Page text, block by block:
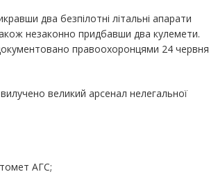
два безпілотні літальні апарати
незаконно придбавши два кулемети.
правоохоронцями 24 червня
великий арсенал нелегальної
АГС;